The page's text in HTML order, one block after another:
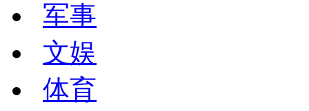
军事
文娱
体育